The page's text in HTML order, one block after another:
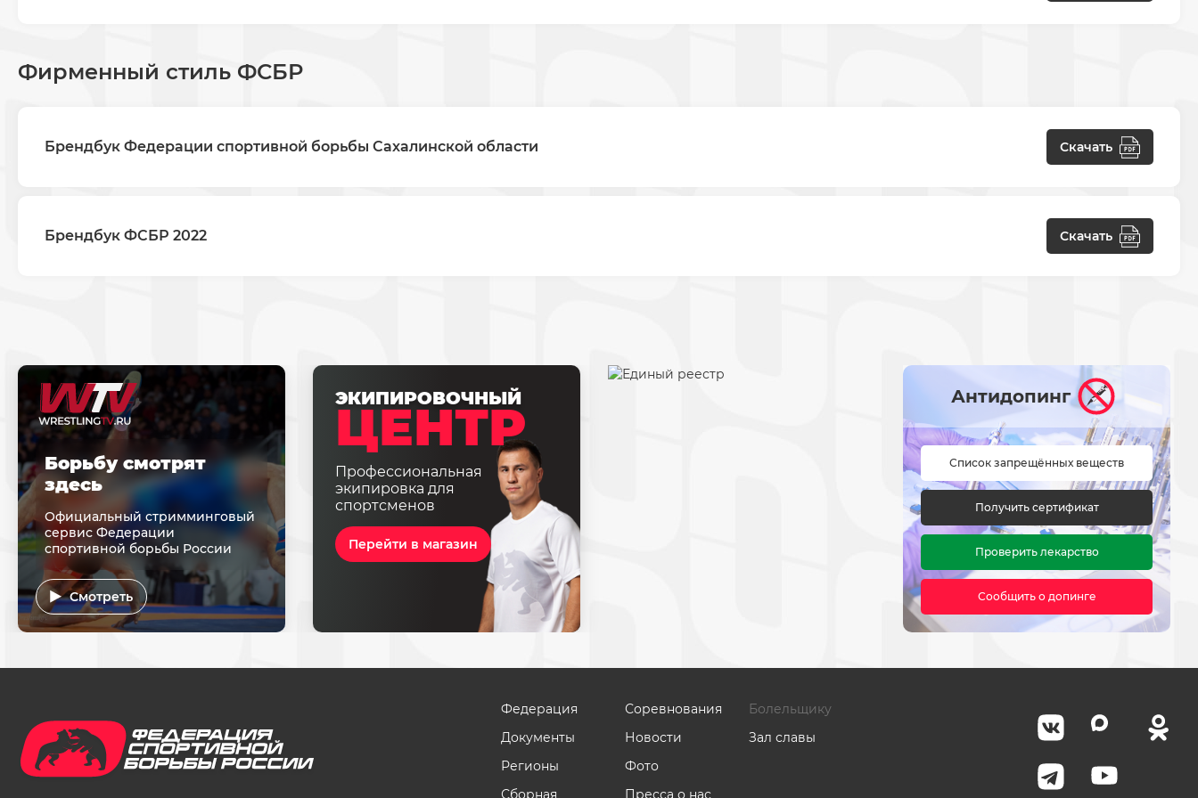
Фирменный стиль ФСБР
Брендбук Федерации спортивной борьбы Сахалинской области Скачать
Брендбук ФСБР 2022 Скачать
ЭКИПИРОВОЧНЫЙ
ЦЕНТР
Профессиональная
экипировка для
спортсменов
Перейти в магазин
Борьбу смотрят
здесь
Официальный стримминговый
сервис Федерации
спортивной борьбы России
Смотреть
Антидопинг
Список запрещённых веществ
Получить сертификат
Проверить лекарство
Сообщить о допинге
Федерация
Документы
Регионы
Сборная
Соревнования
Новости
Фото
Пресса о нас
Болельщику
Зал славы